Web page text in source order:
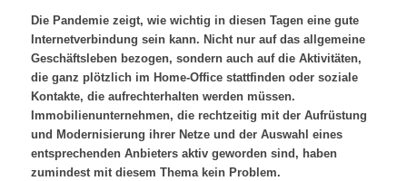
Die Pandemie zeigt, wie wichtig in diesen Tagen eine gute
Internetverbindung sein kann. Nicht nur auf das allgemeine
Geschäftsleben bezogen, sondern auch auf die Aktivitäten,
die ganz plötzlich im Home-Office stattfinden oder soziale
Kontakte, die aufrechterhalten werden müssen.
Immobilienunternehmen, die rechtzeitig mit der Aufrüstung
und Modernisierung ihrer Netze und der Auswahl eines
entsprechenden Anbieters aktiv geworden sind, haben
zumindest mit diesem Thema kein Problem.